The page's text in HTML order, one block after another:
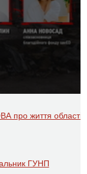
про життя області
ГУНП